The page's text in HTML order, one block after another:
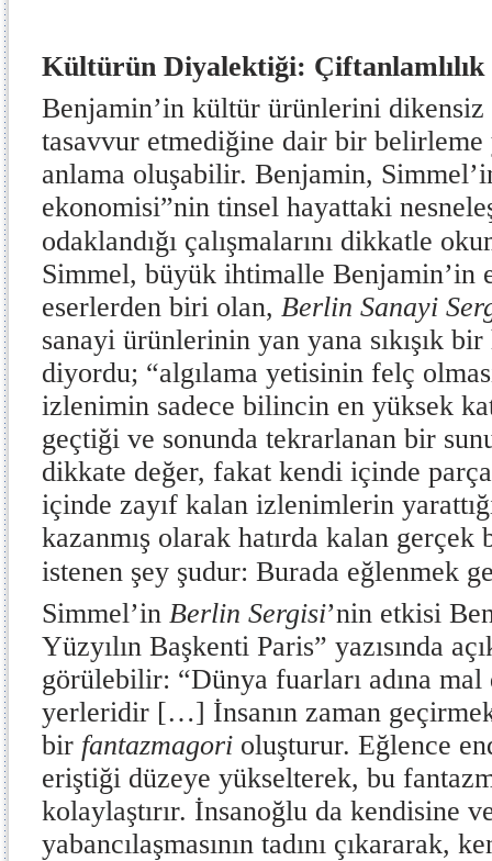
Kültürün Diyalektiği: Çiftanlamlılık
Benjamin’in kültür ürünlerini
tasavvur etmediğine dair bir belirleme
anlama oluşabilir. Benjamin,
ekonomisi”nin tinsel hayattaki
odaklandığı çalışmalarını dikkatle
Simmel, büyük ihtimalle Benjamin’in
eserlerden biri olan, Berlin Sanayi
sanayi ürünlerinin yan yana sıkışık
diyordu; “algılama yetisinin felç
izlenimin sadece bilincin en yüksek
geçtiği ve sonunda tekrarlanan bir
dikkate değer, fakat kendi içinde
içinde zayıf kalan izlenimlerin
kazanmış olarak hatırda kalan
istenen şey şudur: Burada eğlenmek
Simmel’in Berlin Sergisi’nin etkisi
Yüzyılın Başkenti Paris” yazısında
görülebilir: “Dünya fuarları adına
yerleridir […] İnsanın zaman
bir fantazmagori oluşturur. Eğlence
eriştiği düzeye yükselterek, bu
kolaylaştırır. İnsanoğlu da kendisine
yabancılaşmasının tadını çıkararak,